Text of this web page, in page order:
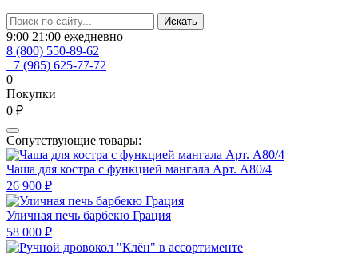
9:00 21:00 ежедневно
8 (800) 550-89-62
+7 (985) 625-77-72
0
Покупки
0 ₽
Сопутствующие товары:
Чаша для костра с функцией мангала Арт. А80/4
26 900 ₽
Уличная печь барбекю Грация
58 000 ₽